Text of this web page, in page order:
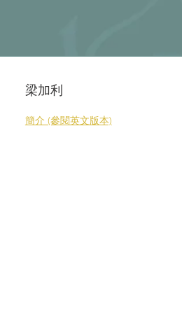
簡介 (參閱英文版本)
梁加利